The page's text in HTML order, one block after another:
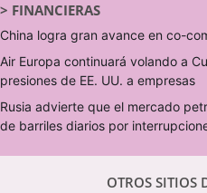
> FINANCIERAS
China logra gran avance en co-
Air Europa continuará volando a
presiones de EE. UU. a empresas
Rusia advierte que el mercado
de barriles diarios por
OTROS SITIOS